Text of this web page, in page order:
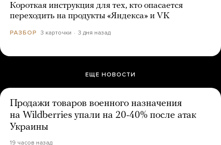
Короткая инструкция для тех, кто опасается
переходить на продукты «Яндекса» и VK
РАЗБОР 3 карточки 3 дня назад
ЕЩЕ НОВОСТИ
Продажи товаров военного назначения
на Wildberries упали на 20-40% после атак
Украины
19 часов назад